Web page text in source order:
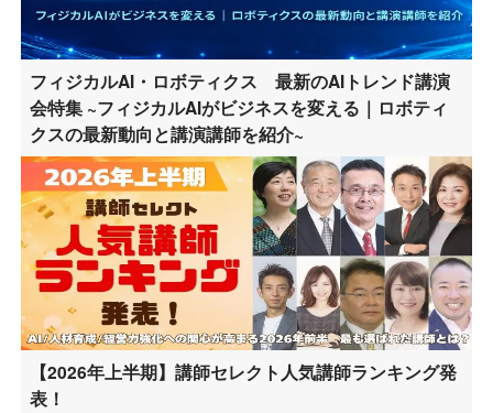
フィジカルAI・ロボティクス 最新のAIトレンド講演
会特集 ~フィジカルAIがビジネスを変える｜ロボティ
クスの最新動向と講演講師を紹介~
【2026年上半期】講師セレクト人気講師ランキング発
表！